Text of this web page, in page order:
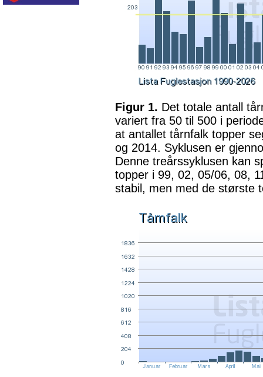
Figur 1. Det totale antall
variert fra 50 til 500 i
at antallet tårnfalk topper
og 2014. Syklusen er
Denne treårssyklusen kan
topper i 99, 02, 05/06, 08,
stabil, men med de største